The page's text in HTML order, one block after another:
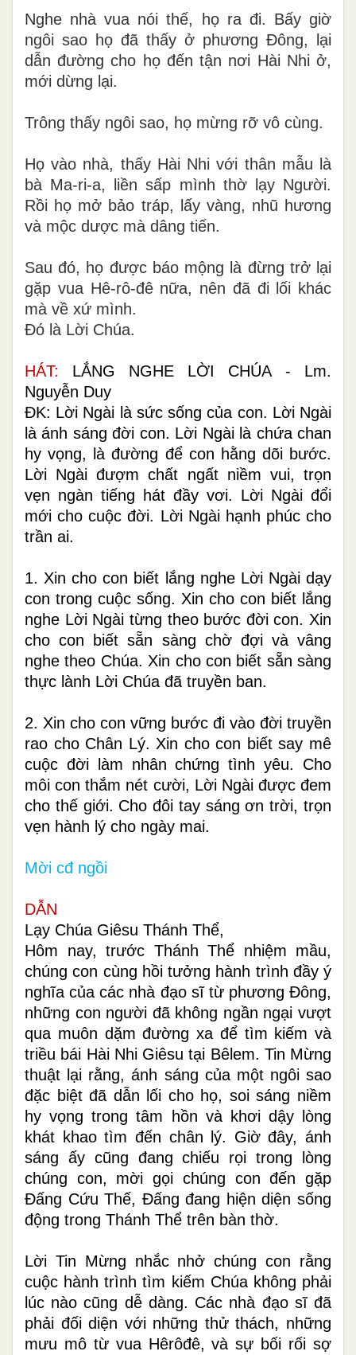
Nghe nhà vua nói thế, họ ra đi. Bấy giờ
ngôi sao họ đã thấy ở phương Đông, lại
dẫn đường cho họ đến tận nơi Hài Nhi ở,
mới dừng lại.
Trông thấy ngôi sao, họ mừng rỡ vô cùng.
Họ vào nhà, thấy Hài Nhi với thân mẫu là
bà Ma-ri-a, liền sấp mình thờ lạy Người.
Rồi họ mở bảo tráp, lấy vàng, nhũ hương
và mộc dược mà dâng tiến.
Sau đó, họ được báo mộng là đừng trở lại
gặp vua Hê-rô-đê nữa, nên đã đi lối khác
mà về xứ mình.
Đó là Lời Chúa.
HÁT: LẮNG NGHE LỜI CHÚA
- Lm.
Nguyễn Duy
ÐK: Lời Ngài là sức sống của con. Lời Ngài
là ánh sáng đời con. Lời Ngài là chứa chan
hy vọng, là đường để con hằng dõi bước.
Lời Ngài đượm chất ngất niềm vui, trọn
vẹn ngàn tiếng hát đầy vơi. Lời Ngài đổi
mới cho cuộc đời. Lời Ngài hạnh phúc cho
trần ai.
1. Xin cho con biết lắng nghe Lời Ngài dạy
con trong cuộc sống. Xin cho con biết lắng
nghe Lời Ngài từng theo bước đời con. Xin
cho con biết sẵn sàng chờ đợi và vâng
nghe theo Chúa. Xin cho con biết sẵn sàng
thực lành Lời Chúa đã truyền ban.
2. Xin cho con vững bước đi vào đời truyền
rao cho Chân Lý. Xin cho con biết say mê
cuộc đời làm nhân chứng tình yêu. Cho
môi con thắm nét cười, Lời Ngài được đem
cho thế giới. Cho đôi tay sáng ơn trời, trọn
vẹn hành lý cho ngày mai.
Mời cđ ngồi
DẪN
Lạy Chúa Giêsu Thánh Thể,
Hôm nay, trước Thánh Thể nhiệm mầu,
chúng con cùng hồi tưởng hành trình đầy ý
nghĩa của các nhà đạo sĩ từ phương Đông,
những con người đã không ngần ngại vượt
qua muôn dặm đường xa để tìm kiếm và
triều bái Hài Nhi Giêsu tại Bêlem. Tin Mừng
thuật lại rằng, ánh sáng của một ngôi sao
đặc biệt đã dẫn lối cho họ, soi sáng niềm
hy vọng trong tâm hồn và khơi dậy lòng
khát khao tìm đến chân lý. Giờ đây, ánh
sáng ấy cũng đang chiếu rọi trong lòng
chúng con, mời gọi chúng con đến gặp
Đấng Cứu Thế, Đấng đang hiện diện sống
động trong Thánh Thể trên bàn thờ.
Lời Tin Mừng nhắc nhở chúng con rằng
cuộc hành trình tìm kiếm Chúa không phải
lúc nào cũng dễ dàng. Các nhà đạo sĩ đã
phải đối diện với những thử thách, những
mưu mô từ vua Hêrôđê, và sự bối rối sợ